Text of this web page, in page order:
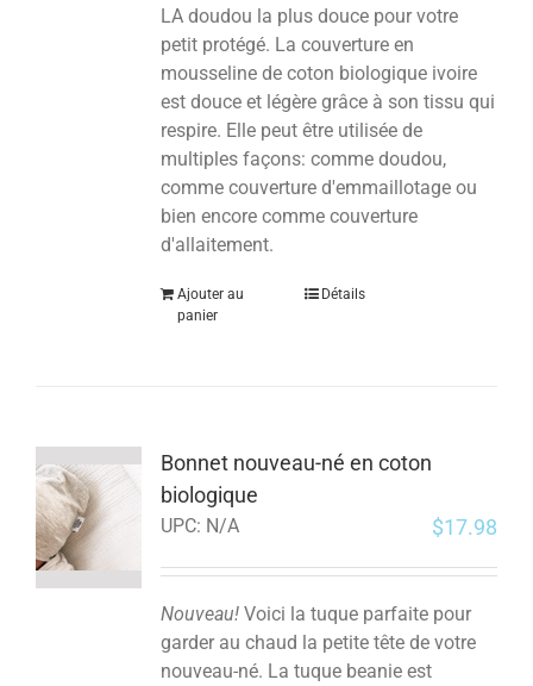
LA doudou la plus douce pour votre
petit protégé. La couverture en
mousseline de coton biologique ivoire
est douce et légère grâce à son tissu qui
respire. Elle peut être utilisée de
multiples façons: comme doudou,
comme couverture d'emmaillotage ou
bien encore comme couverture
d'allaitement.
Ajouter au
panier
Détails
Bonnet nouveau-né en coton
biologique
UPC: N/A $17.98
Nouveau!Voici la tuque parfaite pour
garder au chaud la petite tête de votre
nouveau-né. La tuque beanie est